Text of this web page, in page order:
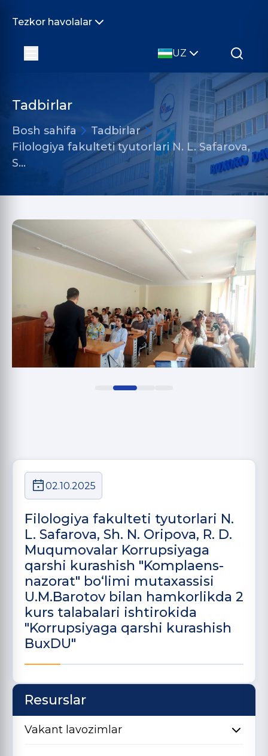
Tezkor havolalar
UZ
Tadbirlar
Bosh sahifa
Tadbirlar
Filologiya fakulteti tyutorlari N. L. Safarova,
S…
02.10.2025
Filologiya fakulteti tyutorlari N.
L. Safarova, Sh. N. Oripova, R. D.
Muqumovalar Korrupsiyaga
qarshi kurashish "Komplaens-
nazorat" bo‘limi mutaxassisi
U.M.Barotov bilan hamkorlikda 2
kurs talabalari ishtirokida
"Korrupsiyaga qarshi kurashish
BuxDU"
Resurslar
Vakant lavozimlar